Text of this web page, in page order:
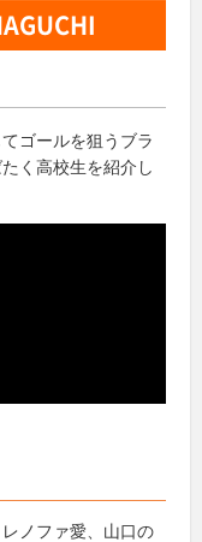
ゴールを狙うブラ
く高校生を紹介し
ノファ愛、山口の